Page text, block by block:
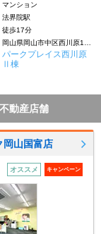
マンション
法界院駅
徒歩17分
パークプレイス西川原
Ⅱ棟
動産店舗
岡山国富店
オススメ キャンペーン